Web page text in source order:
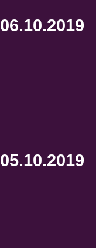
06.10.2019
05.10.2019